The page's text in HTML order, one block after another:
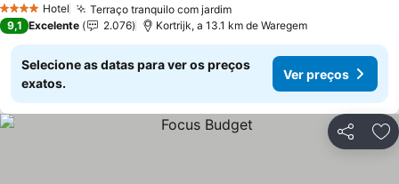
4 EstrelasHotel Terraço tranquilo com jardim
9,1 Excelente 2.076 Kortrijk, a 13.1 km de Waregem
Selecione as datas para ver os preços
exatos.
Ver preços
Partilhar